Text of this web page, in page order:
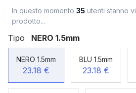
In questo momento 35 utenti stanno
prodotto...
Tipo NERO 1.5mm
NERO 1.5mm
23.18 €
BLU 1.5mm
23.18 €